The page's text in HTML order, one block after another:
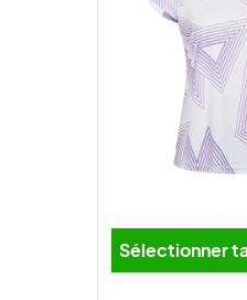
Sélectionner